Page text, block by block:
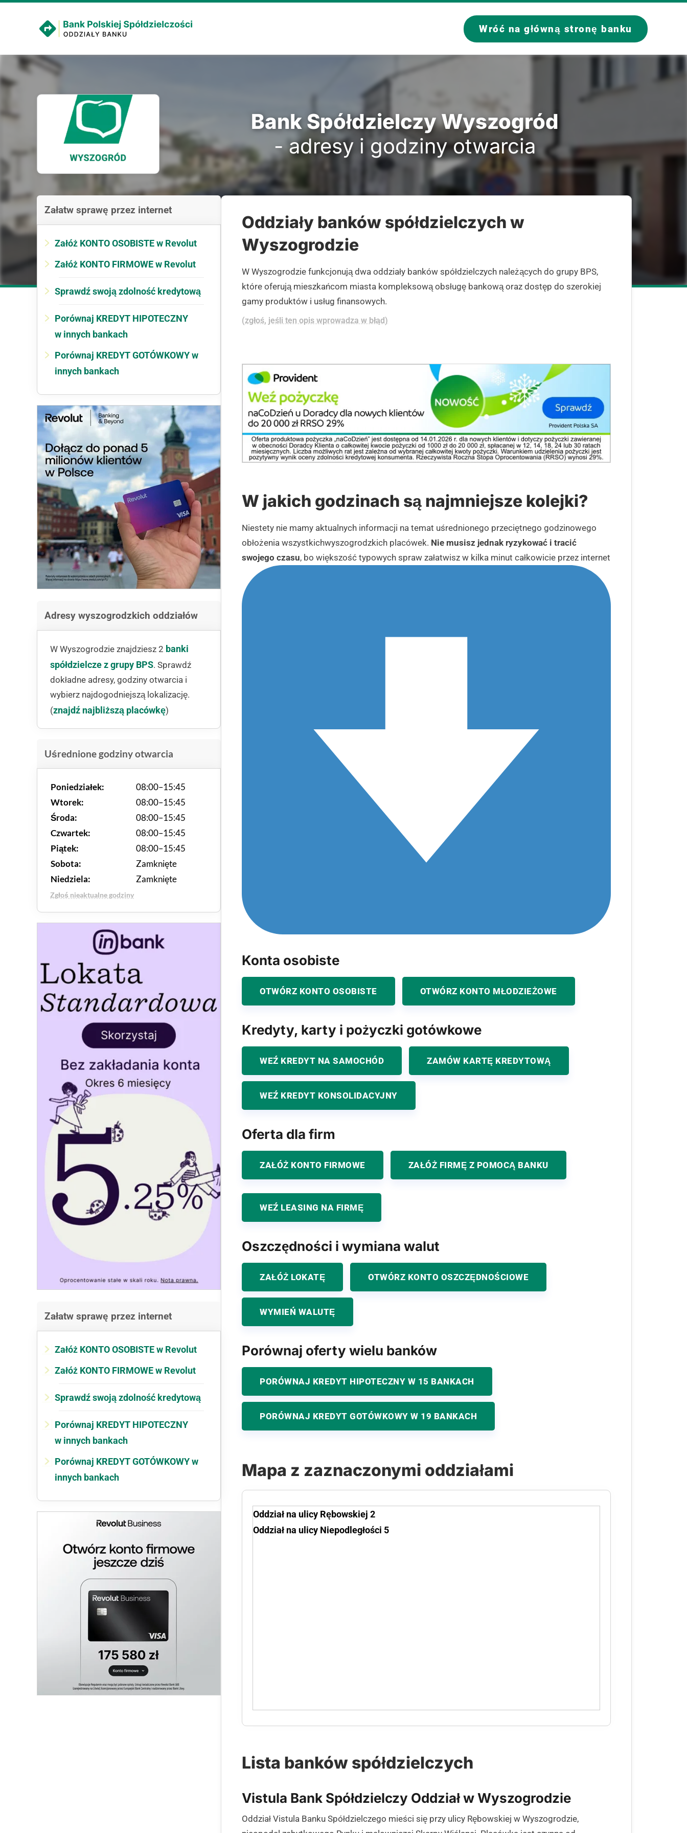
Wróć na główną stronę banku
Bank Spółdzielczy Wyszogród
- adresy i godziny otwarcia
Załatw sprawę przez internet
Załóż KONTO OSOBISTE w Revolut
Załóż KONTO FIRMOWE w Revolut
Sprawdź swoją zdolność kredytową
Porównaj KREDYT HIPOTECZNY
w innych bankach
Porównaj KREDYT GOTÓWKOWY w
innych bankach
Adresy wyszogrodzkich oddziałów
W Wyszogrodzie znajdziesz 2 banki
spółdzielcze z grupy BPS. Sprawdź
dokładne adresy, godziny otwarcia i
wybierz najdogodniejszą lokalizację.
(znajdź najbliższą placówkę)
Uśrednione godziny otwarcia
Poniedziałek:
08:00–15:45
Wtorek:
08:00–15:45
Środa:
08:00–15:45
Czwartek:
08:00–15:45
Piątek:
08:00–15:45
Sobota:
Zamknięte
Niedziela:
Zamknięte
Zgłoś nieaktualne godziny
Załatw sprawę przez internet
Załóż KONTO OSOBISTE w Revolut
Załóż KONTO FIRMOWE w Revolut
Sprawdź swoją zdolność kredytową
Porównaj KREDYT HIPOTECZNY
w innych bankach
Porównaj KREDYT GOTÓWKOWY w
innych bankach
Oddziały banków spółdzielczych w
Wyszogrodzie
W Wyszogrodzie funkcjonują dwa oddziały banków spółdzielczych należących do grupy BPS,
które oferują mieszkańcom miasta kompleksową obsługę bankową oraz dostęp do szerokiej
gamy produktów i usług finansowych.
(zgłoś, jeśli ten opis wprowadza w błąd)
W jakich godzinach są najmniejsze kolejki?
Niestety nie mamy aktualnych informacji na temat uśrednionego przeciętnego godzinowego
obłożenia wszystkichwyszogrodzkich placówek. Nie musisz jednak ryzykować i tracić
swojego czasu, bo większość typowych spraw załatwisz w kilka minut całkowicie przez internet
Konta osobiste
OTWÓRZ KONTO OSOBISTE OTWÓRZ KONTO MŁODZIEŻOWE
Kredyty, karty i pożyczki gotówkowe
WEŹ KREDYT NA SAMOCHÓD ZAMÓW KARTĘ KREDYTOWĄ
WEŹ KREDYT KONSOLIDACYJNY
Oferta dla firm
ZAŁÓŻ KONTO FIRMOWE ZAŁÓŻ FIRMĘ Z POMOCĄ BANKU
WEŹ LEASING NA FIRMĘ
Oszczędności i wymiana walut
ZAŁÓŻ LOKATĘ OTWÓRZ KONTO OSZCZĘDNOŚCIOWE
WYMIEŃ WALUTĘ
Porównaj oferty wielu banków
PORÓWNAJ KREDYT HIPOTECZNY W 15 BANKACH
PORÓWNAJ KREDYT GOTÓWKOWY W 19 BANKACH
Mapa z zaznaczonymi oddziałami
Oddział na ulicy Rębowskiej 2
Oddział na ulicy Niepodległości 5
Lista banków spółdzielczych
Vistula Bank Spółdzielczy Oddział w Wyszogrodzie
Oddział Vistula Banku Spółdzielczego mieści się przy ulicy Rębowskiej w Wyszogrodzie,